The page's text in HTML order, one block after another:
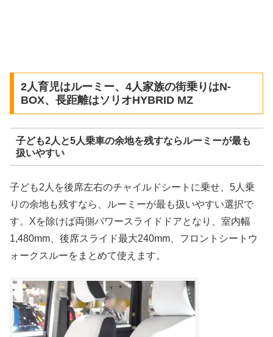
2人育児はルーミー、4人家族の街乗りはN-
BOX、長距離はソリオHYBRID MZ
子ども2人と5人乗車の余地を残すならルーミーが最も
扱いやすい
子ども2人を後席左右のチャイルドシートに乗せ、5人乗
りの余地も残すなら、ルーミーが最も扱いやすい選択で
す。Xを除けば両側パワースライドドアとなり、室内幅
1,480mm、後席スライド最大240mm、フロントシートウ
ォークスルーをまとめて使えます。